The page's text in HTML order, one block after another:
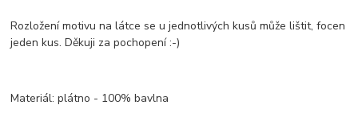
Rozložení motivu na látce se u jednotlivých kusů může lištit, focen
jeden kus. Děkuji za pochopení :-)
Materiál: plátno - 100% bavlna